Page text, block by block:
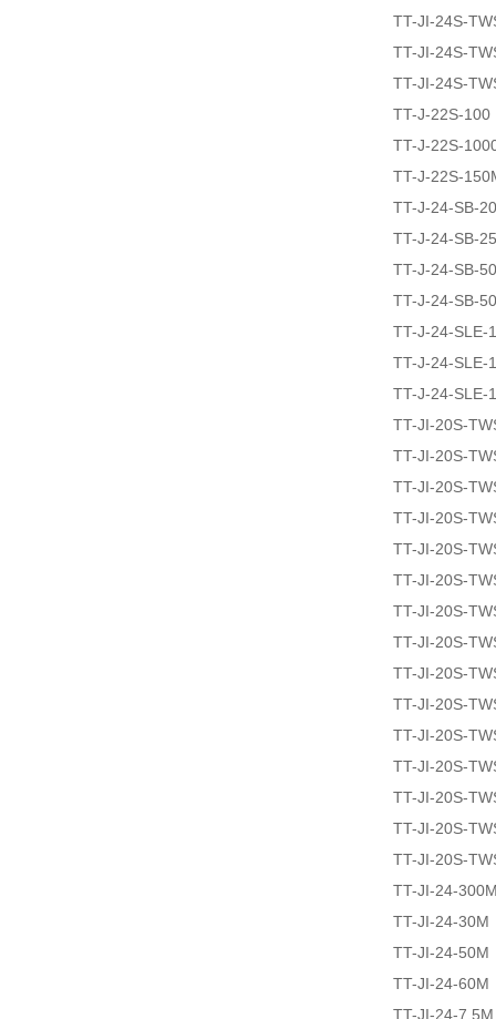
TT-JI-24S-
TT-JI-24S-
TT-JI-24S-
TT-J-22S-100
TT-J-22S-
TT-J-22S-
TT-J-24-SB-
TT-J-24-SB-25
TT-J-24-SB-50
TT-J-24-SB-
TT-J-24-SLE-
TT-J-24-SLE-
TT-J-24-SLE-
TT-JI-20S-
TT-JI-20S-
TT-JI-20S-
TT-JI-20S-
TT-JI-20S-
TT-JI-20S-
TT-JI-20S-
TT-JI-20S-
TT-JI-20S-
TT-JI-20S-
TT-JI-20S-
TT-JI-20S-
TT-JI-20S-
TT-JI-20S-
TT-JI-20S-
TT-JI-24-
TT-JI-24-30M
TT-JI-24-50M
TT-JI-24-60M
TT-JI-24-7.5M